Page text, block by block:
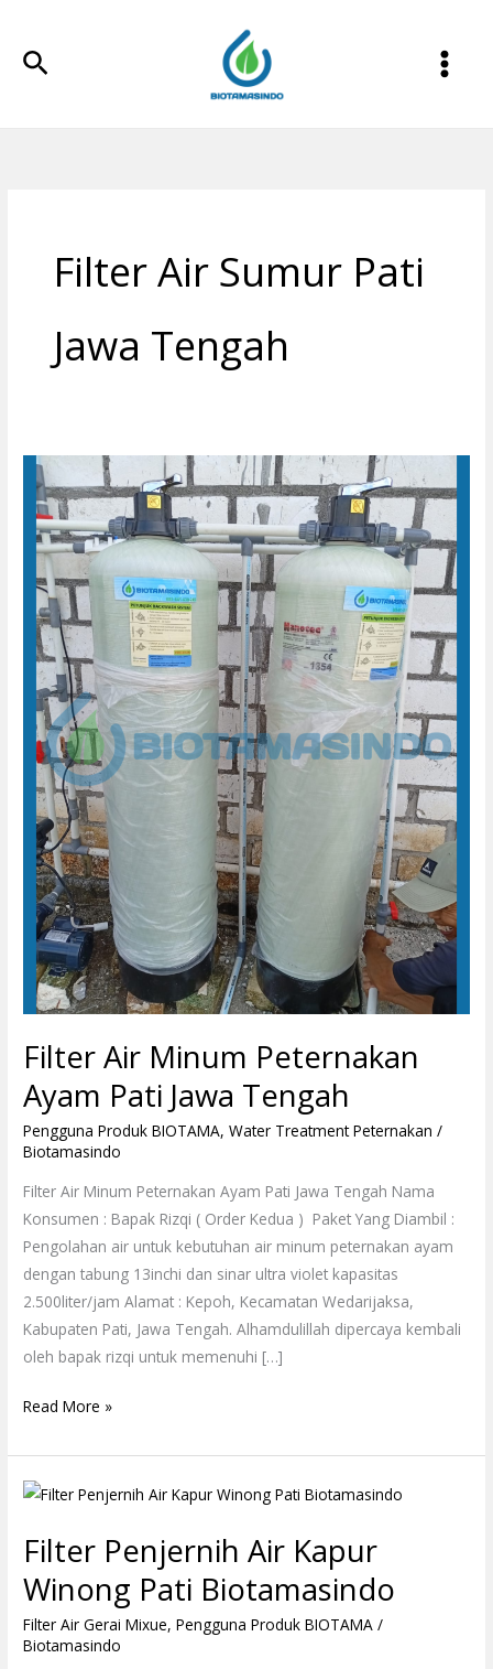
konten
Cari
Filter Air Sumur Pati
Jawa Tengah
Filter Air Minum Peternakan
Ayam Pati Jawa Tengah
Pengguna Produk BIOTAMA,Water Treatment Peternakan /
Biotamasindo
Filter Air Minum Peternakan Ayam Pati Jawa Tengah Nama
Konsumen : Bapak Rizqi ( Order Kedua ) Paket Yang Diambil :
Pengolahan air untuk kebutuhan air minum peternakan ayam
dengan tabung 13inchi dan sinar ultra violet kapasitas
2.500liter/jam Alamat : Kepoh, Kecamatan Wedarijaksa,
Kabupaten Pati, Jawa Tengah. Alhamdulillah dipercaya kembali
oleh bapak rizqi untuk memenuhi […]
Filter
Air
Minum
Peternakan
Ayam
Pati
Jawa
Tengah
Read More »
Filter Penjernih Air Kapur
Winong Pati Biotamasindo
Filter Air Gerai Mixue,Pengguna Produk BIOTAMA /
Biotamasindo
Filter
Air
Kapur
Winong
Pati
Biotamasindo